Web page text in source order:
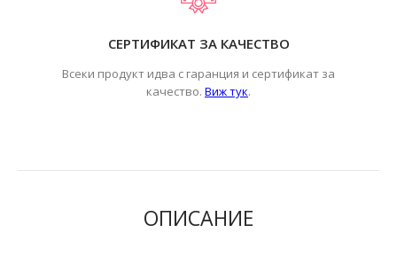
СЕРТИФИКАТ ЗА КАЧЕСТВО
Всеки продукт идва с гаранция и сертификат за
качество. Виж тук.
ОПИСАНИЕ